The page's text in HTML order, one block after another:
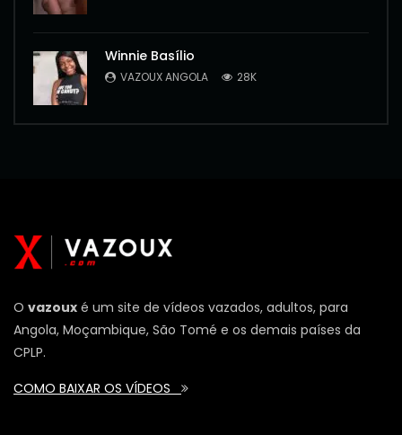
Winnie Basílio
VAZOUX ANGOLA 28K
O vazoux é um site de vídeos vazados, adultos, para
Angola, Moçambique, São Tomé e os demais países da
CPLP.
COMO BAIXAR OS VÍDEOS